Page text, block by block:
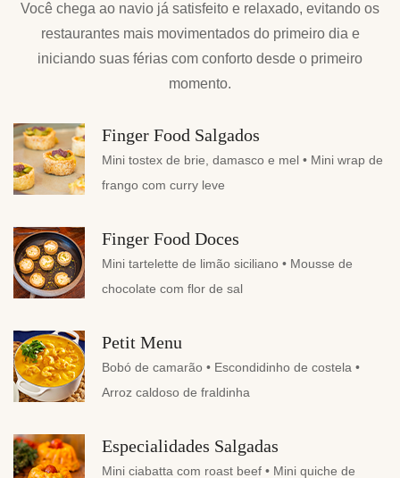
Você chega ao navio já satisfeito e relaxado, evitando os
restaurantes mais movimentados do primeiro dia e
iniciando suas férias com conforto desde o primeiro
momento.
Finger Food Salgados
Mini tostex de brie, damasco e mel • Mini wrap de
frango com curry leve
Finger Food Doces
Mini tartelette de limão siciliano • Mousse de
chocolate com flor de sal
Petit Menu
Bobó de camarão • Escondidinho de costela •
Arroz caldoso de fraldinha
Especialidades Salgadas
Mini ciabatta com roast beef • Mini quiche de